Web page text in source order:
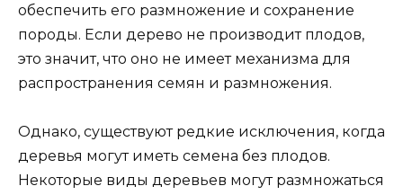
обеспечить его размножение и сохранение
породы. Если дерево не производит плодов,
это значит, что оно не имеет механизма для
распространения семян и размножения.
Однако, существуют редкие исключения, когда
деревья могут иметь семена без плодов.
Некоторые виды деревьев могут размножаться